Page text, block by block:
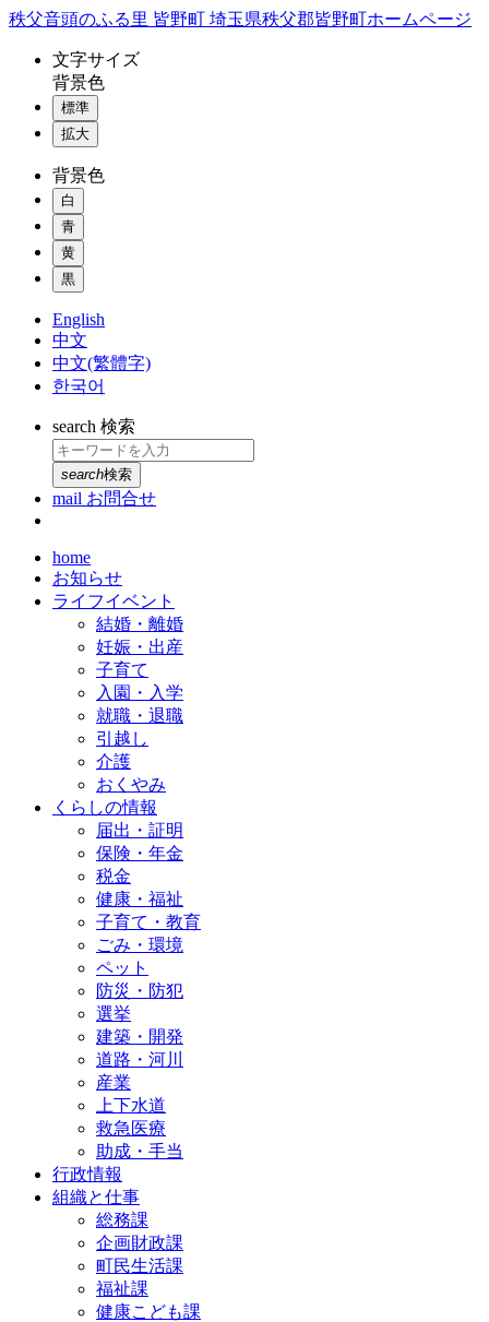
コ
秩父音頭のふる里 皆野町 埼玉県秩父郡皆野町ホームページ
文字サイズ
背景色
標準
拡大
背景色
白
青
黄
黒
English
中文
中文(繁體字)
한국어
search 検索
search検索
mail お問合せ
home
お知らせ
ライフイベント
結婚・離婚
妊娠・出産
子育て
入園・入学
就職・退職
引越し
介護
おくやみ
くらしの情報
届出・証明
保険・年金
税金
健康・福祉
子育て・教育
ごみ・環境
ペット
防災・防犯
選挙
建築・開発
道路・河川
産業
上下水道
救急医療
助成・手当
行政情報
組織と仕事
総務課
企画財政課
町民生活課
福祉課
健康こども課